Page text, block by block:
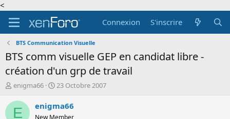
<
Connexion
S'inscrire
BTS Communication Visuelle
BTS comm visuelle GEP en candidat libre -
création d'un grp de travail
A
t
e
enigma66
D
t
23 Octobre 2007
E enigma66
New Member